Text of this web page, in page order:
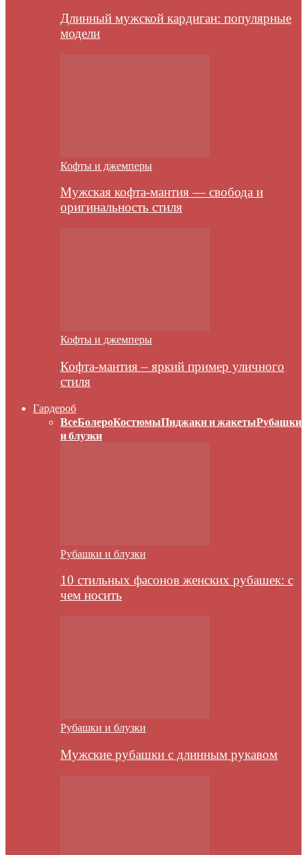
Длинный мужской кардиган: популярные
модели
Кофты и джемперы
Мужская кофта-мантия — свобода и
оригинальность стиля
Кофты и джемперы
Кофта-мантия – яркий пример уличного
стиля
Гардероб
ВсеБолероКостюмыПиджаки и жакетыРубашки
и блузки
Рубашки и блузки
10 стильных фасонов женских рубашек: с
чем носить
Рубашки и блузки
Мужские рубашки с длинным рукавом